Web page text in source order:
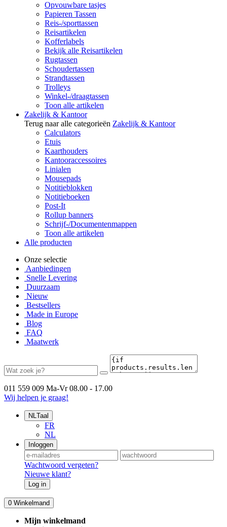
Opvouwbare tasjes
Papieren Tassen
Reis-/sporttassen
Reisartikelen
Kofferlabels
Bekijk alle Reisartikelen
Rugtassen
Schoudertassen
Strandtassen
Trolleys
Winkel-/draagtassen
Toon alle artikelen
Zakelijk & Kantoor
Terug naar alle categorieën Zakelijk & Kantoor
Calculators
Etuis
Kaarthouders
Kantooraccessoires
Linialen
Mousepads
Notitieblokken
Notitieboeken
Post-It
Rollup banners
Schrijf-/Documentenmappen
Toon alle artikelen
Alle producten
Onze selectie
Aanbiedingen
Snelle Levering
Duurzaam
Nieuw
Bestsellers
Made in Europe
Blog
FAQ
Maatwerk
011 559 009 Ma-Vr 08.00 - 17.00
Wij helpen je graag!
NLTaal
FR
NL
Inloggen
Wachtwoord vergeten?
Nieuwe klant?
Log in
0 Winkelmand
Mijn winkelmand